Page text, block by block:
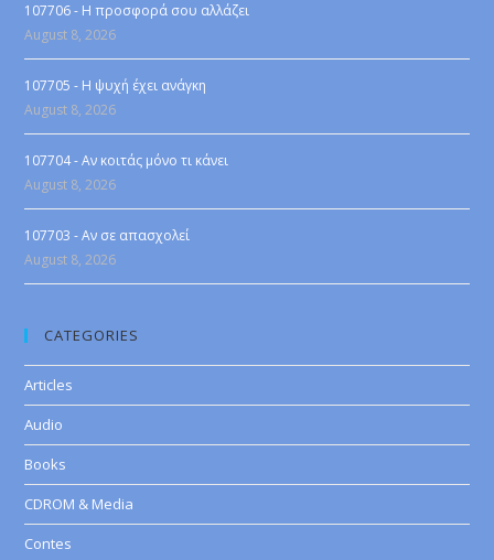
107706 - Η προσφορά σου αλλάζει
August 8, 2026
107705 - Η ψυχή έχει ανάγκη
August 8, 2026
107704 - Αν κοιτάς μόνο τι κάνει
August 8, 2026
107703 - Αν σε απασχολεί
August 8, 2026
CATEGORIES
Articles
Audio
Books
CDROM & Media
Contes